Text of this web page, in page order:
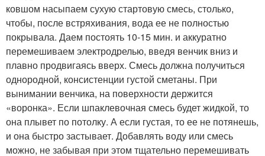
ковшом насыпаем сухую стартовую смесь, столько,
чтобы, после встряхивания, вода ее не полностью
покрывала. Даем постоять 10-15 мин. и аккуратно
перемешиваем электродрелью, введя венчик вниз и
плавно продвигаясь вверх. Смесь должна получиться
однородной, консистенции густой сметаны. При
вынимании венчика, на поверхности держится
«воронка». Если шпаклевочная смесь будет жидкой, то
она плывет по потолку. А если густая, то ее не потянешь,
и она быстро застывает. Добавлять воду или смесь
можно, не забывая при этом тщательно перемешивать